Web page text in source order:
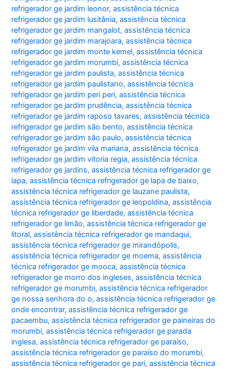
refrigerador ge jardim leonor,assistência técnica
refrigerador ge jardim lusitânia,assistência técnica
refrigerador ge jardim mangalot,assistência técnica
refrigerador ge jardim marajoara,assistência técnica
refrigerador ge jardim monte kemel,assistência técnica
refrigerador ge jardim morumbi,assistência técnica
refrigerador ge jardim paulista,assistência técnica
refrigerador ge jardim paulistano,assistência técnica
refrigerador ge jardim peri peri,assistência técnica
refrigerador ge jardim prudência,assistência técnica
refrigerador ge jardim raposo tavares,assistência técnica
refrigerador ge jardim são bento,assistência técnica
refrigerador ge jardim são paulo,assistência técnica
refrigerador ge jardim vila mariana,assistência técnica
refrigerador ge jardim vitoria regia,assistência técnica
refrigerador ge jardins,assistência técnica refrigerador ge
lapa,assistência técnica refrigerador ge lapa de baixo,
assistência técnica refrigerador ge lauzane paulista,
assistência técnica refrigerador ge leopoldina,assistência
técnica refrigerador ge liberdade,assistência técnica
refrigerador ge limão,assistência técnica refrigerador ge
litoral,assistência técnica refrigerador ge mandaqui,
assistência técnica refrigerador ge mirandópolis,
assistência técnica refrigerador ge moema,assistência
técnica refrigerador ge mooca,assistência técnica
refrigerador ge morro dos ingleses,assistência técnica
refrigerador ge morumbi,assistência técnica refrigerador
ge nossa senhora do o,assistência técnica refrigerador ge
onde encontrar,assistência técnica refrigerador ge
pacaembu,assistência técnica refrigerador ge paineiras do
morumbi,assistência técnica refrigerador ge parada
inglesa,assistência técnica refrigerador ge paraíso,
assistência técnica refrigerador ge paraíso do morumbi,
assistência técnica refrigerador ge pari,assistência técnica